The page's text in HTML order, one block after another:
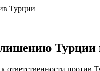
против